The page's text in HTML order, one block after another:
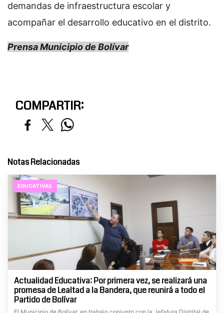
demandas de infraestructura escolar y
acompañar el desarrollo educativo en el distrito.
Prensa Municipio de Bolívar
COMPARTIR:
Notas Relacionadas
EDUCATIVAS
Actualidad Educativa: Por primera vez, se realizará una
promesa de Lealtad a la Bandera, que reunirá a todo el
Partido de Bolívar